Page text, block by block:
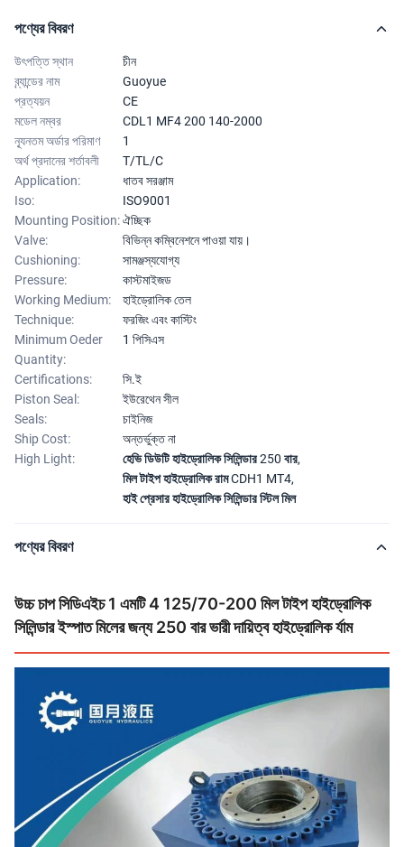
পণ্যের বিবরণ
উৎপত্তি স্থান
চীন
ব্র্যান্ডের নাম
Guoyue
প্রত্যয়ন
CE
মডেল নম্বর
CDL1 MF4 200 140-2000
ন্যূনতম অর্ডার পরিমাণ
1
অর্থ প্রদানের শর্তাবলী
T/TL/C
Application:
ধাতব সরঞ্জাম
Iso:
ISO9001
Mounting Position:ঐচ্ছিক
Valve:
বিভিন্ন কম্বিনেশনে পাওয়া যায়।
Cushioning:
সামঞ্জস্যযোগ্য
Pressure:
কাস্টমাইজড
Working Medium:
হাইড্রোলিক তেল
Technique:
ফরজিং এবং কাস্টিং
Minimum Oeder
Quantity:
1 পিসিএস
Certifications:
সি.ই
Piston Seal:
ইউরেথেন সীল
Seals:
চাইনিজ
Ship Cost:
অন্তর্ভুক্ত না
High Light:
হেভি ডিউটি ​​হাইড্রোলিক সিলিন্ডার 250 বার,
মিল টাইপ হাইড্রোলিক রাম CDH1 MT4,
হাই প্রেসার হাইড্রোলিক সিলিন্ডার স্টিল মিল
পণ্যের বিবরণ
উচ্চ চাপ সিডিএইচ 1 এমটি 4 125/70-200 মিল টাইপ হাইড্রোলিক
সিলিন্ডার ইস্পাত মিলের জন্য 250 বার ভারী দায়িত্ব হাইড্রোলিক র্যাম